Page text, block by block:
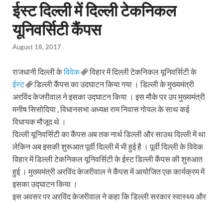
ईस्ट दिल्ली में दिल्ली टेकनिकल
यूनिवर्सिटी कैंपस
August 18, 2017
राजधानी दिल्ली केविवेक
विहार में दिल्ली टेकनिकल यूनिवर्सिटी के
ईस्ट
डिल्ली कैंपस का उदघाटन किया गया । डिल्ली के मुख्यमंत्री
अरविंद केजरीवाल ने इसका उद्घाटन किया । इस मौके पर उप मुख्यमंत्री
मनीष सिसोदिया , विधानसभा अध्यक्ष राम निवास गोयल के साथ कई
विधायक मौजूद थे ।
दिल्ली यूनिवर्सिटी का कैंपस अब तक नार्थ डिल्ली और साउथ दिल्ली में था
लेकिन अब इसकी शुरूआत पूर्वी दिल्ली में भी हुई है । पूर्वी दिल्ली के विवेक
विहार में डिल्ली टेकनिकल यूनिवर्सिटी के ईस्ट डिल्ली कैंपस की शुरुआत
हुई । मुख्यमंत्री अरविंद केजरीवाल ने कैंपस में आयोजित एक कार्यक्रम में
इसका उद्घाटन किया ।
इस अवसर पर अरविंद केजरीवाल ने कहा कि डिल्ली सरकार स्वास्थ्य और